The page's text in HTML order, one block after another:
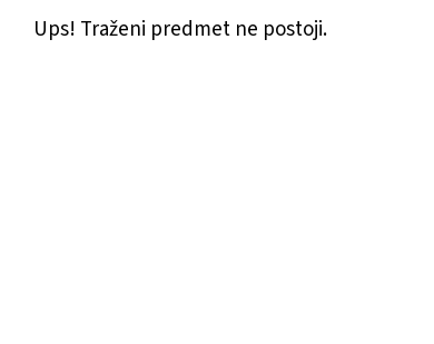
Ups! Traženi predmet ne postoji.